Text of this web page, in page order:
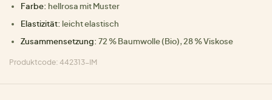
Farbe: hellrosa mit Muster
Elastizität: leicht elastisch
Zusammensetzung: 72 % Baumwolle (Bio), 28 % Viskose
Produktcode: 442313-IM